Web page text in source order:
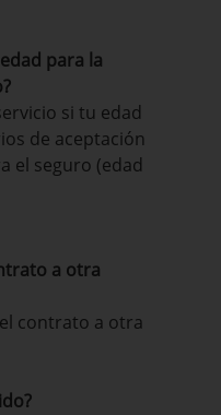
para la
si tu edad
de aceptación
el seguro (edad
a otra
contrato a otra